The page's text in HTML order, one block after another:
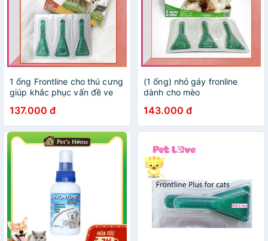
1 ống Frontline cho thú cưng
giúp khắc phục vấn đề ve
137.000 đ
(1 ống) nhỏ gáy fronline
dành cho mèo
143.000 đ